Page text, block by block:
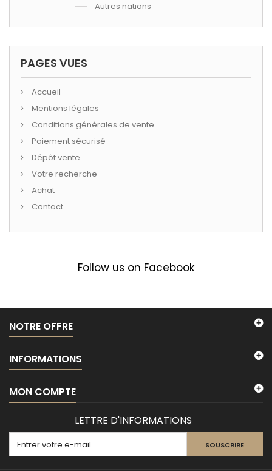
Autres nations
PAGES VUES
Accueil
Mentions légales
Conditions générales de vente
Paiement sécurisé
Dépôt vente
Votre recherche
Achat
Contact
Follow us on Facebook
NOTRE OFFRE
INFORMATIONS
MON COMPTE
LETTRE D'INFORMATIONS
SOUSCRIRE